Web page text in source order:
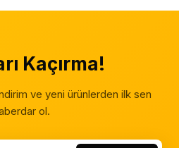
Kaçırma!
ve yeni ürünlerden ilk sen
ol.